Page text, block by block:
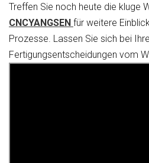
Treffen Sie noch heute die kluge
CNCYANGSEN für weitere
Prozesse. Lassen Sie sich bei
Fertigungsentscheidungen vom